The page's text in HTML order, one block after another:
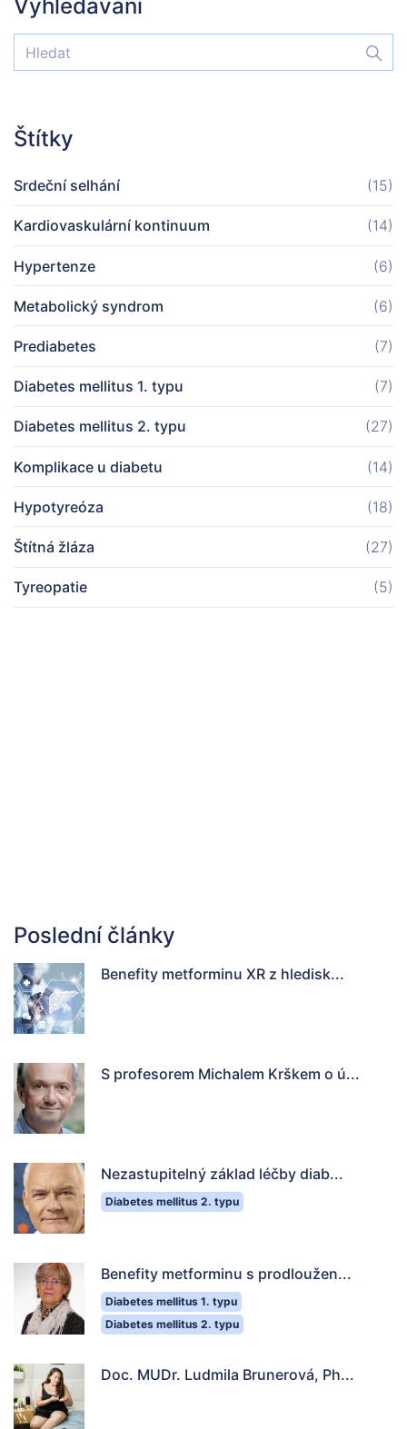
Vyhledávání
Štítky
Srdeční selhání (15)
Kardiovaskulární kontinuum (14)
Hypertenze (6)
Metabolický syndrom (6)
Prediabetes (7)
Diabetes mellitus 1. typu (7)
Diabetes mellitus 2. typu (27)
Komplikace u diabetu (14)
Hypotyreóza (18)
Štítná žláza (27)
Tyreopatie (5)
Poslední články
Benefity metforminu XR z hledisk...
S profesorem Michalem Krškem o ú...
Nezastupitelný základ léčby diab...
Diabetes mellitus 2. typu
Benefity metforminu s prodloužen...
Diabetes mellitus 1. typu
Diabetes mellitus 2. typu
Doc. MUDr. Ludmila Brunerová, Ph...